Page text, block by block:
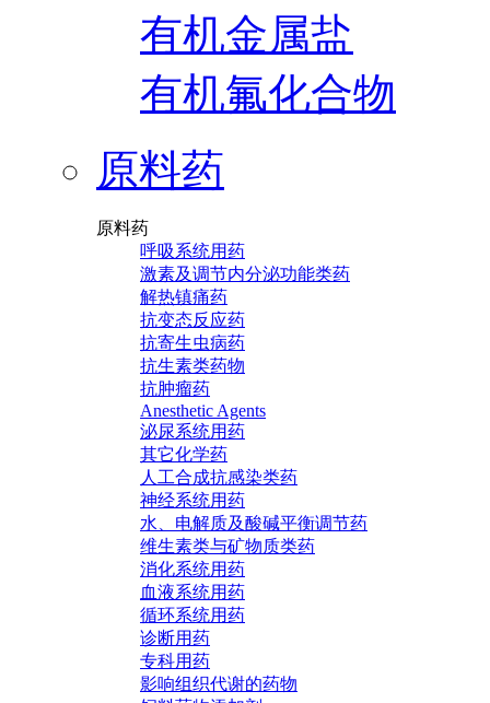
有机金属盐
有机氟化合物
原料药
原料药
呼吸系统用药
激素及调节内分泌功能类药
解热镇痛药
抗变态反应药
抗寄生虫病药
抗生素类药物
抗肿瘤药
Anesthetic Agents
泌尿系统用药
其它化学药
人工合成抗感染类药
神经系统用药
水、电解质及酸碱平衡调节药
维生素类与矿物质类药
消化系统用药
血液系统用药
循环系统用药
诊断用药
专科用药
影响组织代谢的药物